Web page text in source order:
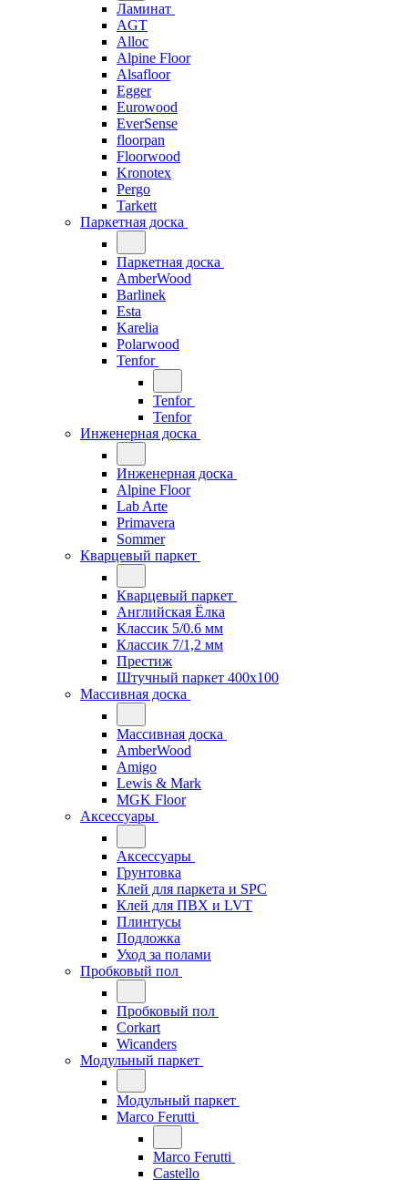
Ламинат
AGT
Alloc
Alpine Floor
Alsafloor
Egger
Eurowood
EverSense
floorpan
Floorwood
Kronotex
Pergo
Tarkett
Паркетная доска
Паркетная доска
AmberWood
Barlinek
Esta
Karelia
Polarwood
Tenfor
Tenfor
Tenfor
Инженерная доска
Инженерная доска
Alpine Floor
Lab Arte
Primavera
Sommer
Кварцевый паркет
Кварцевый паркет
Английская Ёлка
Классик 5/0.6 мм
Классик 7/1,2 мм
Престиж
Штучный паркет 400x100
Массивная доска
Массивная доска
AmberWood
Amigo
Lewis & Mark
MGK Floor
Аксессуары
Аксессуары
Грунтовка
Клей для паркета и SPC
Клей для ПВХ и LVT
Плинтусы
Подложка
Уход за полами
Пробковый пол
Пробковый пол
Corkart
Wicanders
Модульный паркет
Модульный паркет
Marco Ferutti
Marco Ferutti
Castello